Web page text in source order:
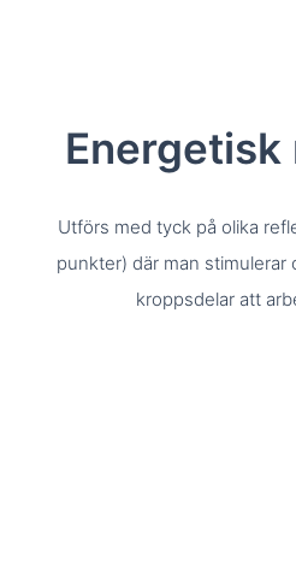
Energetisk
Utförs med tyck på olika
punkter) där man stimulerar
kroppsdelar att